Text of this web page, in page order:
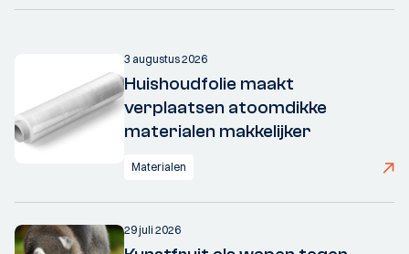
3 augustus 2026
Huishoudfolie maakt
verplaatsen atoomdikke
materialen makkelijker
Materialen
29 juli 2026